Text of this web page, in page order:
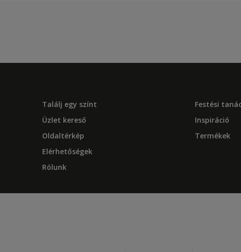
Találj egy színt
Üzlet kereső
Oldaltérkép
Elérhetőségek
Rólunk
Festési
Inspiráció
Termékek